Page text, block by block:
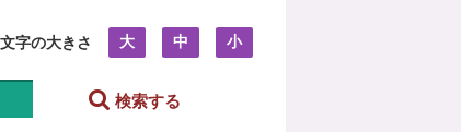
文字の大きさ 大 中 小
検索する